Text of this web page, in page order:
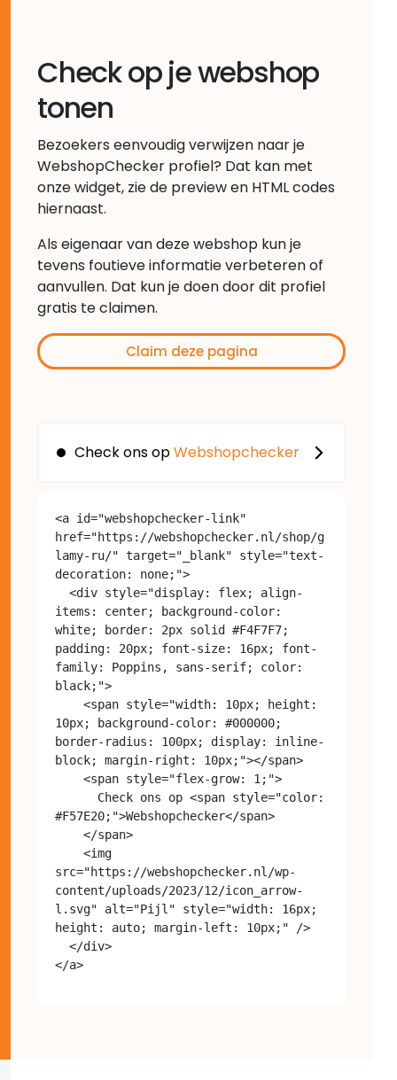
Check op je webshop
tonen
Bezoekers eenvoudig verwijzen naar je
WebshopChecker profiel? Dat kan met
onze widget, zie de preview en HTML codes
hiernaast.
Als eigenaar van deze webshop kun je
tevens foutieve informatie verbeteren of
aanvullen. Dat kun je doen door dit profiel
gratis te claimen.
Claim deze pagina
Check ons opWebshopchecker
<a id="webshopchecker-link"
href="https://webshopchecker.nl/shop/g
lamy-ru/" target="_blank" style="text-
decoration: none;">
items: center; background-color:
white; border: 2px solid #F4F7F7;
padding: 20px; font-size: 16px; font-
family: Poppins, sans-serif; color:
black;">
10px; background-color: #000000;
border-radius: 100px; display: inline-
block; margin-right: 10px;"></span>
#F57E20;">Webshopchecker</span>
src="https://webshopchecker.nl/wp-
content/uploads/2023/12/icon_arrow-
l.svg" alt="Pijl" style="width: 16px;
height: auto; margin-left: 10px;" />